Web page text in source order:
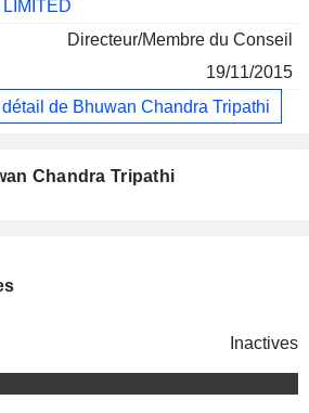
Directeur/Membre du Conseil
19/11/2015
de Bhuwan Chandra Tripathi
Chandra Tripathi
Inactives